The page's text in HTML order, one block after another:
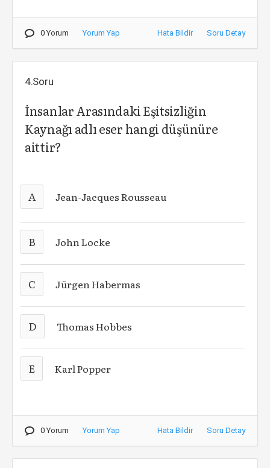
0 Yorum Yorum Yap Hata Bildir Soru Detay
4.Soru
İnsanlar Arasındaki Eşitsizliğin
Kaynağı adlı eser hangi düşünüre
aittir?
A Jean-Jacques Rousseau
B John Locke
C Jürgen Habermas
D Thomas Hobbes
E Karl Popper
0 Yorum Yorum Yap Hata Bildir Soru Detay